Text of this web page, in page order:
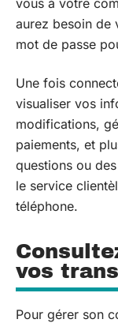
vous à votre
aurez besoin de
mot de passe
Une fois
visualiser vos
modifications,
paiements, et
questions ou
le service
téléphone.
vos
Pour gérer son